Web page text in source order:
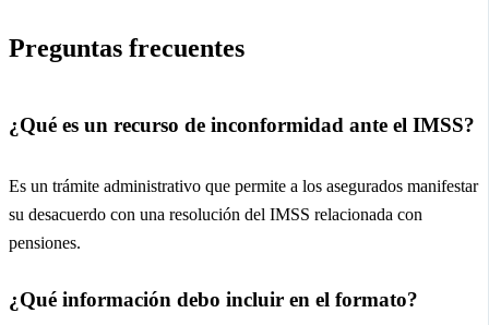
Preguntas frecuentes
¿Qué es un recurso de inconformidad ante el IMSS?
Es un trámite administrativo que permite a los asegurados manifestar
su desacuerdo con una resolución del IMSS relacionada con
pensiones.
¿Qué información debo incluir en el formato?